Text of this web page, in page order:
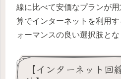
線に比べて安価なプランが
算でインターネットを利用
ォーマンスの良い選択肢とな
【インターネット